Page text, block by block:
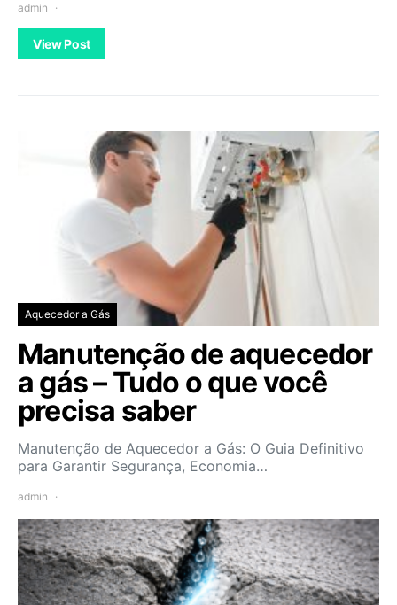
admin
View Post
Aquecedor a Gás
Manutenção de aquecedor
a gás – Tudo o que você
precisa saber
Manutenção de Aquecedor a Gás: O Guia Definitivo
para Garantir Segurança, Economia…
admin